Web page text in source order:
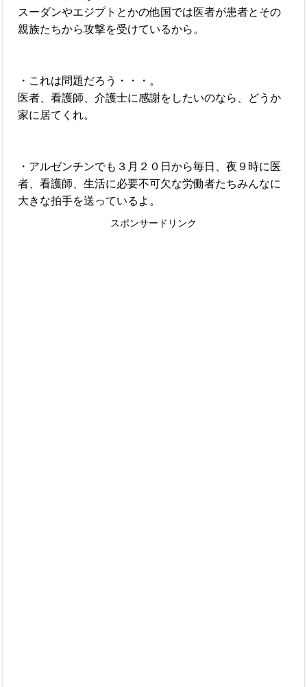
スーダンやエジプトとかの他国では医者が患者とその
親族たちから攻撃を受けているから。
・これは問題だろう・・・。
医者、看護師、介護士に感謝をしたいのなら、どうか
家に居てくれ。
・アルゼンチンでも３月２０日から毎日、夜９時に医
者、看護師、生活に必要不可欠な労働者たちみんなに
大きな拍手を送っているよ。
スポンサードリンク